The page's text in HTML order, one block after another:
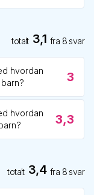
totalt 3,1 fra 8 svar
hvordan
3
hvordan
3,3
totalt 3,4 fra 8 svar